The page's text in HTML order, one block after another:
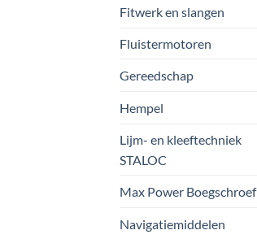
Fitwerk en slangen
Fluistermotoren
Gereedschap
Hempel
Lijm- en kleeftechniek
STALOC
Max Power Boegschroef
Navigatiemiddelen